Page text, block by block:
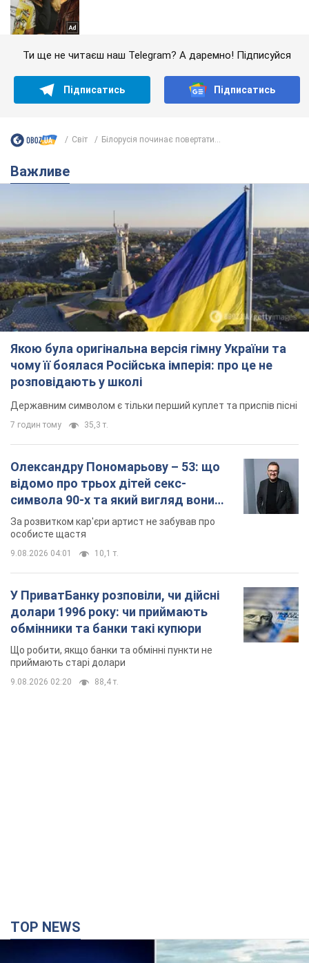
Ти ще не читаєш наш Telegram? А даремно! Підписуйся
Підписатись Підписатись
Світ Білорусія починає повертати...
Важливе
Якою була оригінальна версія гімну України та
чому її боялася Російська імперія: про це не
розповідають у школі
Державним символом є тільки перший куплет та приспів пісні
7 годин тому 35,3 т.
Олександру Пономарьову – 53: що
відомо про трьох дітей секс-
символа 90-х та який вигляд вони
мають
За розвитком кар'єри артист не забував про
особисте щастя
9.08.2026 04:01 10,1 т.
У ПриватБанку розповіли, чи дійсні
долари 1996 року: чи приймають
обмінники та банки такі купюри
Що робити, якщо банки та обмінні пункти не
приймають старі долари
9.08.2026 02:20 88,4 т.
TOP NEWS